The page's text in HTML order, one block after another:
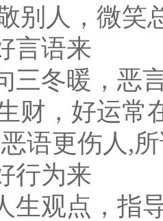
别人，微笑
言语来
三冬暖，恶
财，好运常
恶语更伤人 ,
行为来
生观点，指